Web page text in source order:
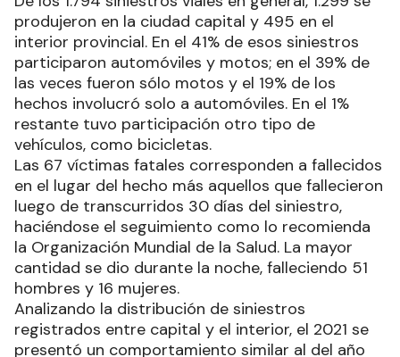
produjeron en la ciudad capital y 495 en el
interior provincial. En el 41% de esos siniestros
participaron automóviles y motos; en el 39% de
las veces fueron sólo motos y el 19% de los
hechos involucró solo a automóviles. En el 1%
restante tuvo participación otro tipo de
vehículos, como bicicletas.
Las 67 víctimas fatales corresponden a fallecidos
en el lugar del hecho más aquellos que fallecieron
luego de transcurridos 30 días del siniestro,
haciéndose el seguimiento como lo recomienda
la Organización Mundial de la Salud. La mayor
cantidad se dio durante la noche, falleciendo 51
hombres y 16 mujeres.
Analizando la distribución de siniestros
registrados entre capital y el interior, el 2021 se
presentó un comportamiento similar al del año